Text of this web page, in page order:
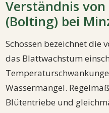
Verständnis von
(Bolting) bei
Schossen bezeichnet die
das Blattwachstum
Wassermangel.
Blütentriebe und